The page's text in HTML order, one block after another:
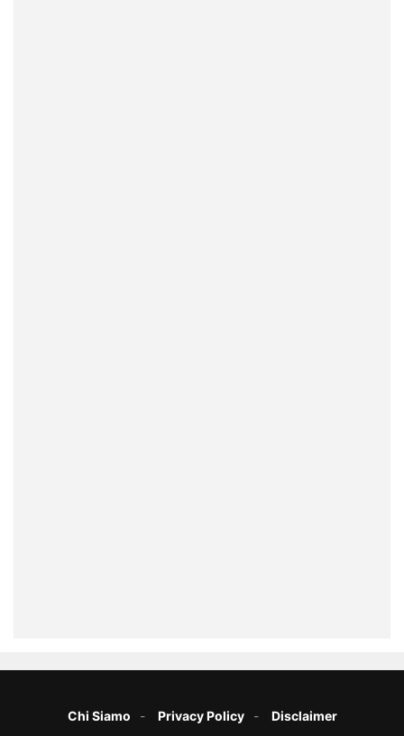
Chi Siamo Privacy Policy Disclaimer